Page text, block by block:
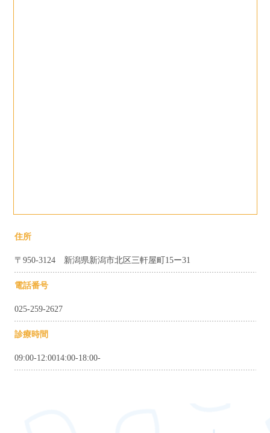
住所
〒950-3124 新潟県新潟市北区三軒屋町15ー31
電話番号
025-259-2627
診療時間
09:00-12:0014:00-18:00-